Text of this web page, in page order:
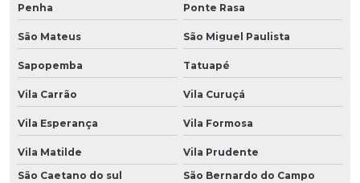
Penha Ponte Rasa
São Mateus São Miguel Paulista
Sapopemba Tatuapé
Vila Carrão Vila Curuçá
Vila Esperança Vila Formosa
Vila Matilde
Vila Prudente
São Caetano do sul
São Bernardo do Campo